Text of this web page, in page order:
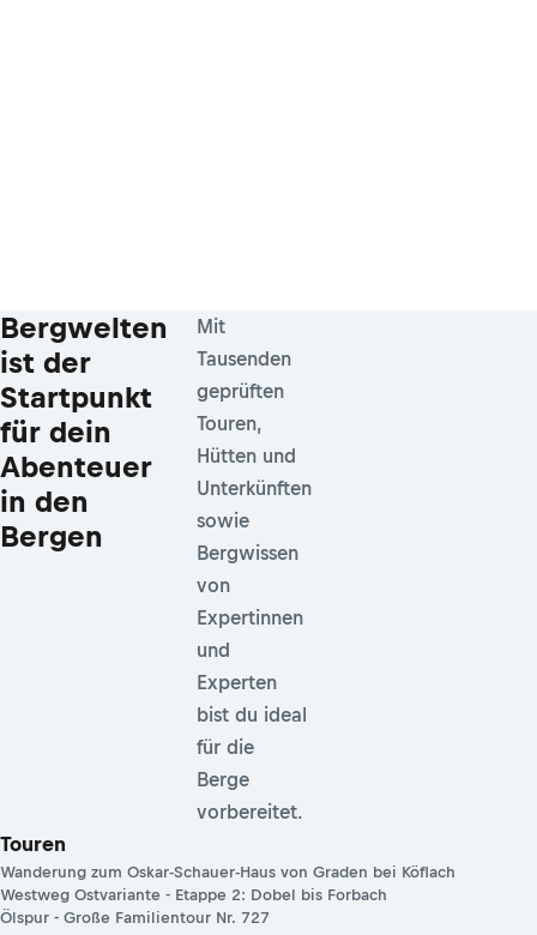
Bergwelten
ist der
Startpunkt
für dein
Abenteuer
in den
Bergen
Mit
Tausenden
geprüften
Touren,
Hütten und
Unterkünften
sowie
Bergwissen
von
Expertinnen
und
Experten
bist du ideal
für die
Berge
vorbereitet.
Touren
Wanderung zum Oskar-Schauer-Haus von Graden bei Köflach
Westweg Ostvariante - Etappe 2: Dobel bis Forbach
Ölspur - Große Familientour Nr. 727